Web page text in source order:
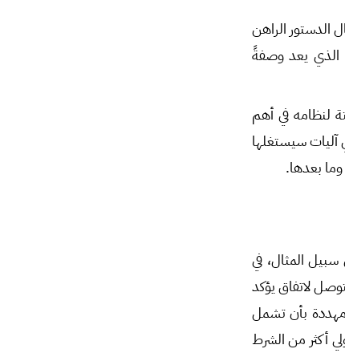
الدستور الراهن
وأرجعها للمرحلة الانتقالية لما وصفها بمراجعات دستورية تؤكد مؤشرات اعتماد دستور 2012 الذي يعد وصفةً
لنظامه في أهم
سيستغلها
بعدها.
المثال، في
لاتفاق يؤكد
مهددة بأن تشمل
أكثر من الشرط